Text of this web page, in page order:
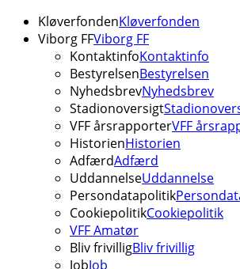
KløverfondenKløverfonden
Viborg FFViborg FF
KontaktinfoKontaktinfo
BestyrelsenBestyrelsen
NyhedsbrevNyhedsbrev
Stadionoversigt
VFF årsrapporterVFF
HistorienHistorien
AdfærdAdfærd
UddannelseUddannelse
Persondatapolitik
CookiepolitikCookiepolitik
VFF Amatør
Bliv frivilligBliv frivillig
JobJob